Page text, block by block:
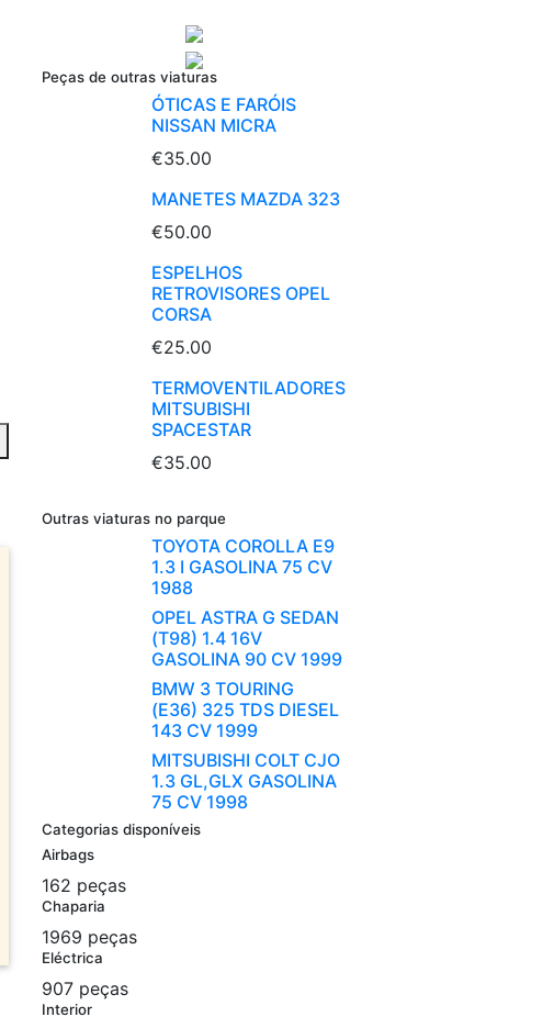
Peças de outras viaturas
ÓTICAS E FARÓIS
NISSAN MICRA
€35.00
MANETES MAZDA 323
€50.00
ESPELHOS
RETROVISORES OPEL
CORSA
€25.00
TERMOVENTILADORES
MITSUBISHI
SPACESTAR
€35.00
Outras viaturas no parque
TOYOTA COROLLA E9
1.3 I GASOLINA 75 CV
1988
OPEL ASTRA G SEDAN
(T98) 1.4 16V
GASOLINA 90 CV 1999
BMW 3 TOURING
(E36) 325 TDS DIESEL
143 CV 1999
MITSUBISHI COLT CJO
1.3 GL,GLX GASOLINA
75 CV 1998
Categorias disponíveis
Airbags
162 peças
Chaparia
1969 peças
Eléctrica
907 peças
Interior